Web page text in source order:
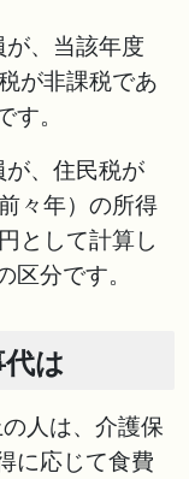
、当該年度
が非課税であ
す。
、住民税が
々年）の所得
として計算し
区分です。
は
人は、介護保
に応じて食費